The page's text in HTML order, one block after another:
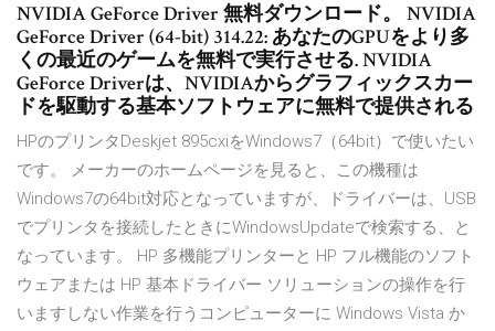
NVIDIA GeForce Driver 無料ダウンロード。 NVIDIA
GeForce Driver (64-bit) 314.22: あなたのGPUをより多
くの最近のゲームを無料で実行させる. NVIDIA
GeForce Driverは、NVIDIAからグラフィックスカー
ドを駆動する基本ソフトウェアに無料で提供される
HPのプリンタDeskjet 895cxiをWindows7（64bit）で使いたい
です。 メーカーのホームページを見ると、この機種は
Windows7の64bit対応となっていますが、ドライバーは、USB
でプリンタを接続したときにWindowsUpdateで検索する、と
なっています。 HP 多機能プリンターと HP フル機能のソフト
ウェアまたは HP 基本ドライバー ソリューションの操作を行
いますしない作業を行うコンピューターに Windows Vista か